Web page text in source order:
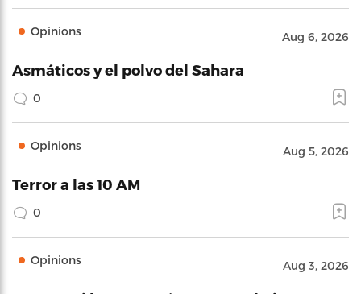
Opinions Aug 6, 2026
Asmáticos y el polvo del Sahara
0
Opinions Aug 5, 2026
Terror a las 10 AM
0
Opinions Aug 3, 2026